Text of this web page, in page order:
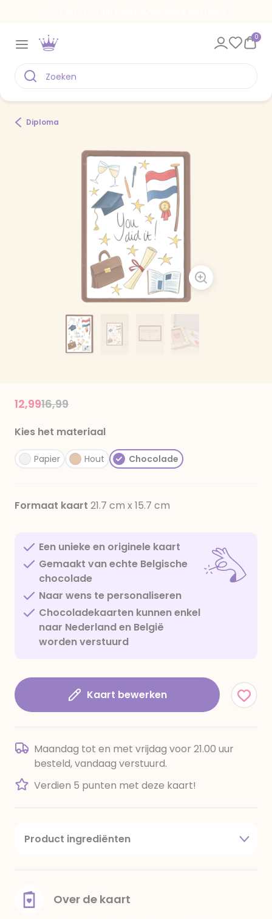
0
Diploma
Price reduced from
16,99to
12,99
Kies het materiaal
Papier Hout Chocolade
Formaat kaart 21.7 cm x 15.7 cm
Een unieke en originele kaart
Gemaakt van echte Belgische
chocolade
Naar wens te personaliseren
Chocoladekaarten kunnen enkel
naar Nederland en België
worden verstuurd
Kaart bewerken
Maandag tot en met vrijdag voor 21.00 uur
besteld, vandaag verstuurd.
Verdien 5 punten met deze kaart!
Product ingrediënten
amandelen,cacaomassa, emulgator (sojalecithine),
voedingszuur: citroenzuur E 330, verdikkingsmiddel
E415, water, bevochtigingsmiddel E422, emulgator:
Over de kaart